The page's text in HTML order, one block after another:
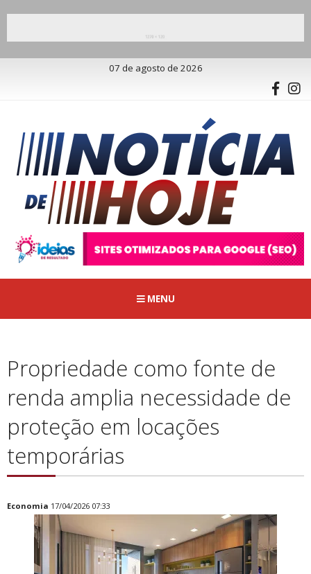
07 de agosto de 2026
MENU
Propriedade como fonte de
renda amplia necessidade de
proteção em locações
temporárias
Economia 17/04/2026 07:33